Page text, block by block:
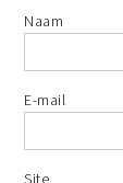
Naam
E-mail
Site